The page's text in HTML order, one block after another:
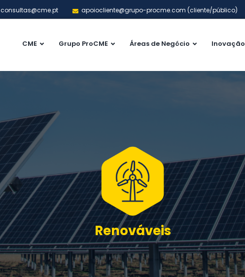
consultas@cme.pt apoiocliente@grupo-procme.com (cliente/público)
CME Grupo ProCME Áreas de Negócio Inovação
Renováveis